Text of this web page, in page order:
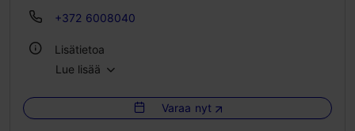
+372 6008040
Lisätietoa
Vuodepaikkoja: 46
Lue lisää
Varaa nyt